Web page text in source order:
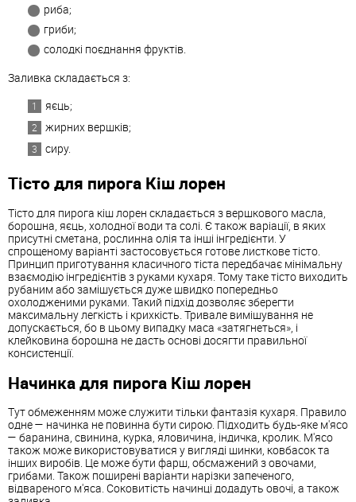
риба;
гриби;
солодкі поєднання фруктів.
Заливка складається з:
яєць;
жирних вершків;
сиру.
Тісто для пирога Кіш лорен
Тісто для пирога кіш лорен складається з вершкового масла,
борошна, яєць, холодної води та солі. Є також варіації, в яких
присутні сметана, рослинна олія та інші інгредієнти. У
спрощеному варіанті застосовується готове листкове тісто.
Принцип приготування класичного тіста передбачає мінімальну
взаємодію інгредієнтів з руками кухаря. Тому таке тісто виходить
рубаним або замішується дуже швидко попередньо
охолодженими руками. Такий підхід дозволяє зберегти
максимальну легкість і крихкість. Тривале вимішування не
допускається, бо в цьому випадку маса «затягнеться», і
клейковина борошна не дасть основі досягти правильної
консистенції.
Начинка для пирога Кіш лорен
Тут обмеженням може служити тільки фантазія кухаря. Правило
одне — начинка не повинна бути сирою. Підходить будь-яке м'ясо
— баранина, свинина, курка, яловичина, індичка, кролик. М'ясо
також може використовуватися у вигляді шинки, ковбасок та
інших виробів. Це може бути фарш, обсмажений з овочами,
грибами. Також поширені варіанти нарізки запеченого,
відвареного м'яса. Соковитість начинці додадуть овочі, а також